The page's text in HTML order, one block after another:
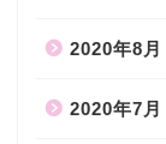
2020年8月
2020年7月